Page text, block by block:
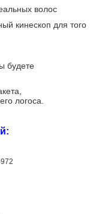
волос
кинескоп для того
будете
логоса.